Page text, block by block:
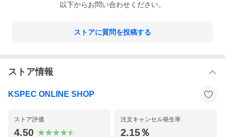
以下からお問い合わせください。
ストアに質問を投稿する
ストア情報
KSPEC ONLINE SHOP
ストア評価
4.50
注文キャンセル発生率
2.15％